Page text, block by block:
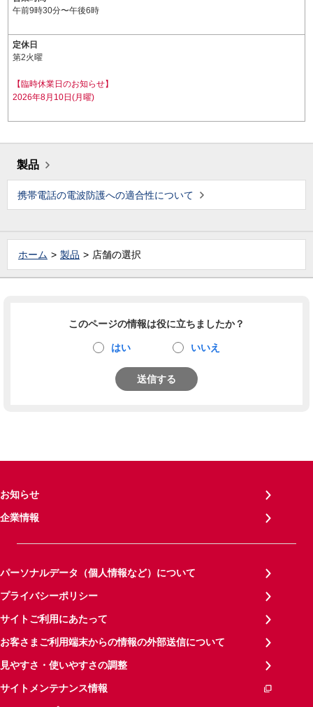
午前9時30分〜午後6時
定休日
第2火曜
【臨時休業日のお知らせ】
2026年8月10日(月曜)
製品
携帯電話の電波防護への適合性について
ホーム 製品 店舗の選択
このページの情報は役に立ちましたか？
はい いいえ
送信する
お知らせ
企業情報
パーソナルデータ（個人情報など）について
プライバシーポリシー
サイトご利用にあたって
お客さまご利用端末からの情報の外部送信について
見やすさ・使いやすさの調整
サイトメンテナンス情報